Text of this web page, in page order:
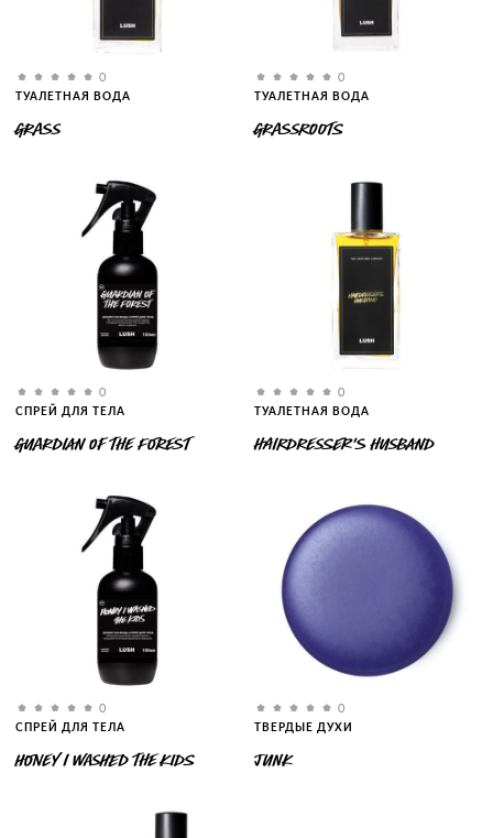
0
ТУАЛЕТНАЯ ВОДА
GRASS
0
ТУАЛЕТНАЯ ВОДА
GRASSROOTS
0
СПРЕЙ ДЛЯ ТЕЛА
GUARDIAN OF THE FOREST
0
ТУАЛЕТНАЯ ВОДА
HAIRDRESSER'S HUSBAND
0
СПРЕЙ ДЛЯ ТЕЛА
HONEY I WASHED THE KIDS
0
ТВЕРДЫЕ ДУХИ
JUNK